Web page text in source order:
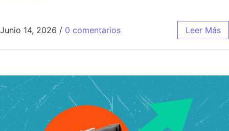
Junio 14, 2026 / 0 comentarios Leer Más